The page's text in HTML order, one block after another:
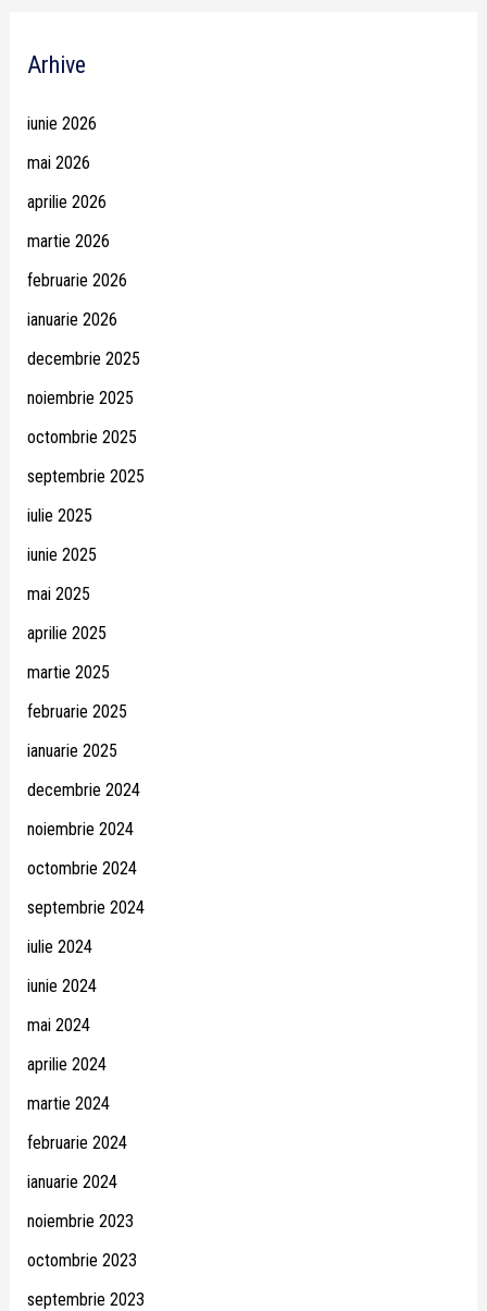
Arhive
iunie 2026
mai 2026
aprilie 2026
martie 2026
februarie 2026
ianuarie 2026
decembrie 2025
noiembrie 2025
octombrie 2025
septembrie 2025
iulie 2025
iunie 2025
mai 2025
aprilie 2025
martie 2025
februarie 2025
ianuarie 2025
decembrie 2024
noiembrie 2024
octombrie 2024
septembrie 2024
iulie 2024
iunie 2024
mai 2024
aprilie 2024
martie 2024
februarie 2024
ianuarie 2024
noiembrie 2023
octombrie 2023
septembrie 2023